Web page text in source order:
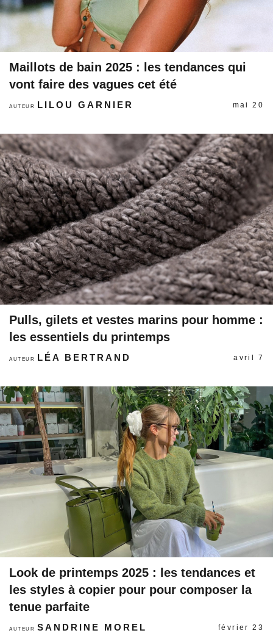
Maillots de bain 2025 : les tendances qui
vont faire des vagues cet été
AUTEUR LILOU GARNIER mai 20
Pulls, gilets et vestes marins pour homme :
les essentiels du printemps
AUTEUR LÉA BERTRAND avril 7
Look de printemps 2025 : les tendances et
les styles à copier pour pour composer la
tenue parfaite
AUTEURSANDRINE MOREL février 23